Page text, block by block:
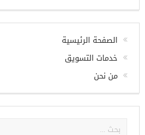
الصفحة الرئيسية
خدمات التسويق
من نحن